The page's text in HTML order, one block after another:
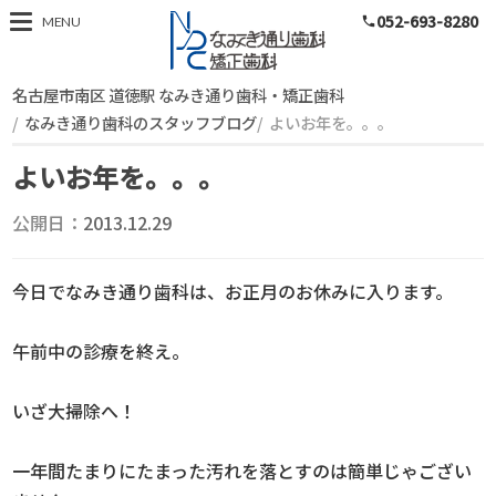
スタッフブログ
MENU phone052-693-8280
名古屋市南区 道徳駅 なみき通り歯科・矯正歯科
なみき通り歯科のスタッフブログ よいお年を。。。
よいお年を。。。
公開日： 2013.12.29
今日でなみき通り歯科は、お正月のお休みに入ります。
午前中の診療を終え。
いざ大掃除へ！
一年間たまりにたまった汚れを落とすのは簡単じゃござい